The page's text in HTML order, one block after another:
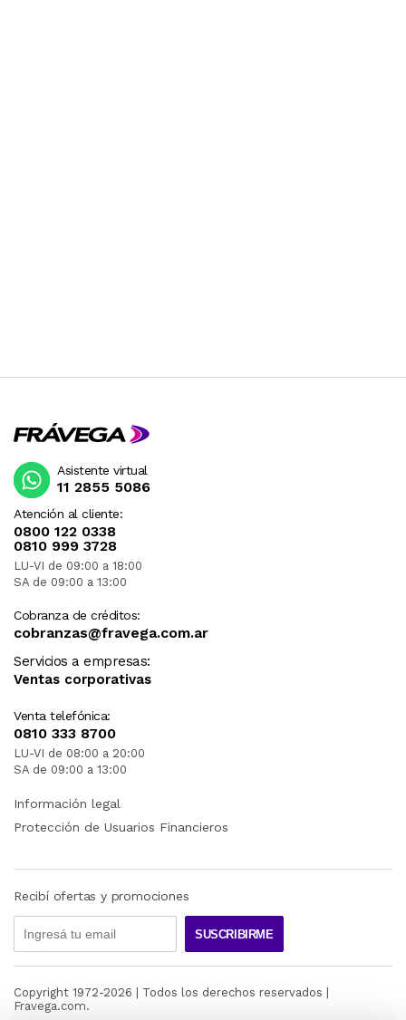
Atención al cliente:
0800 122 0338
0810 999 3728
LU-VI de 09:00 a 18:00
SA de 09:00 a 13:00
Cobranza de créditos:
cobranzas@fravega.com.ar
Servicios a empresas:
Ventas corporativas
Venta telefónica:
0810 333 8700
LU-VI de 08:00 a 20:00
SA de 09:00 a 13:00
Asistente virtual
11 2855 5086
Información legal
Protección de Usuarios Financieros
Recibí ofertas y promociones
SUSCRIBIRME
Copyright 1972-2026 | Todos los derechos reservados |
Fravega.com.